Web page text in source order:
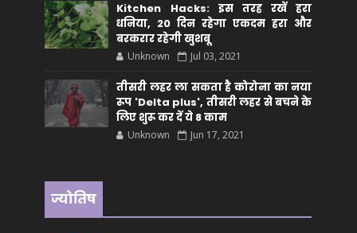
Kitchen Hacks: इस तरह रखें हरा
धनिया, 20 दिन रहेगा एकदम हरा और
बरकरार रहेगी खुशबू
Unknown Jul 03, 2021
तीसरी लहर ला सकता है कोरोना का नया
रूप 'Delta plus', तीसरी लहर से बचने के
लिए शुरू कर दें ये 8 काम
Unknown Jun 17, 2021
ज्योतिष